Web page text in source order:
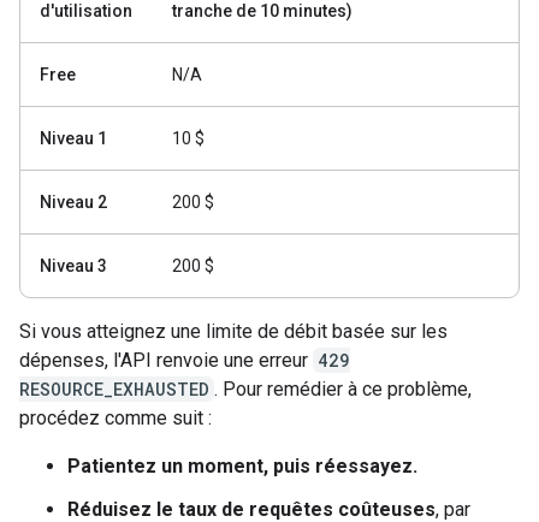
d'utilisation
tranche de 10 minutes)
Free N/A
Niveau 1 10 $
Niveau 2 200 $
Niveau 3 200 $
Si vous atteignez une limite de débit basée sur les
dépenses, l'API renvoie une erreur 429
RESOURCE_EXHAUSTED . Pour remédier à ce problème,
procédez comme suit :
Patientez un moment, puis réessayez.
Réduisez le taux de requêtes coûteuses, par